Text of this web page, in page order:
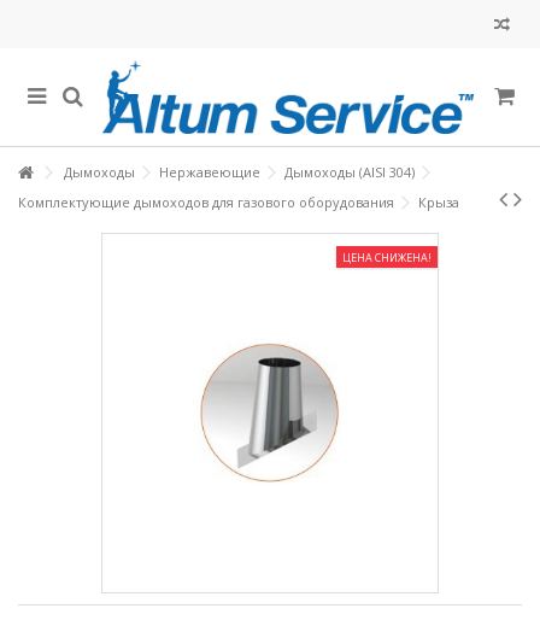
Дымоходы Нержавеющие
Дымоходы (AISI 304)
Комплектующие дымоходов для газового оборудования
Крыза
ЦЕНА СНИЖЕНА!